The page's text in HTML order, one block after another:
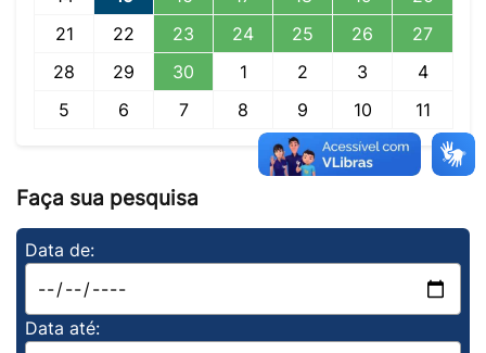
21
22 23 24 25 26
27
28
29 30 1 2 3
4
5
6 7 8 9 10 11
Faça sua pesquisa
Data de:
Data até: